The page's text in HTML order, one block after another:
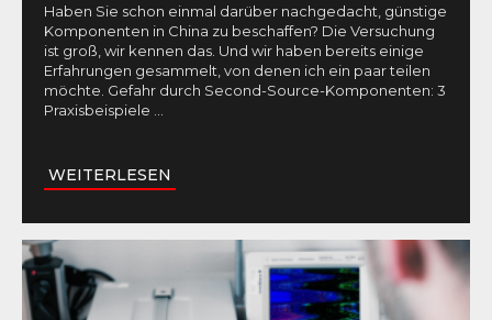
Haben Sie schon einmal darüber nachgedacht, günstige
Komponenten in China zu beschaffen? Die Versuchung
ist groß, wir kennen das. Und wir haben bereits einige
Erfahrungen gesammelt, von denen ich ein paar teilen
möchte. Gefahr durch Second-Source-Komponenten: 3
Praxisbeispiele
WEITERLESEN